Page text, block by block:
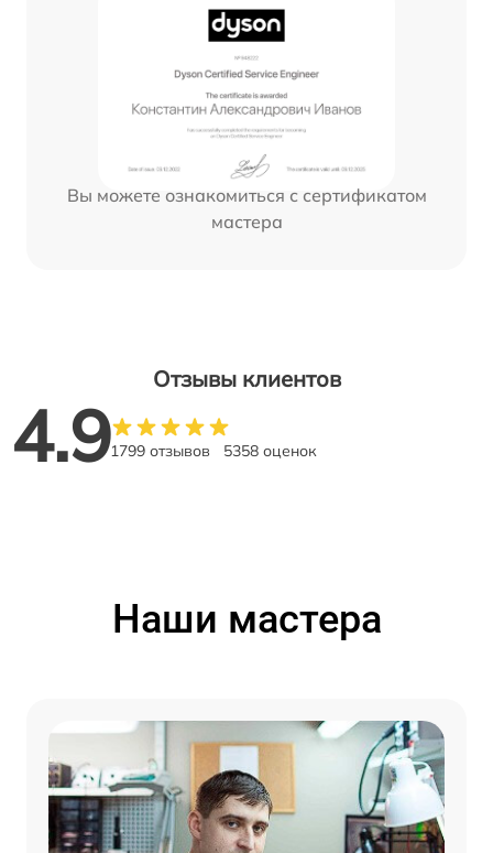
Вы можете ознакомиться с сертификатом
мастера
Отзывы клиентов
4.91799 отзывов 5358 оценок
Наши мастера